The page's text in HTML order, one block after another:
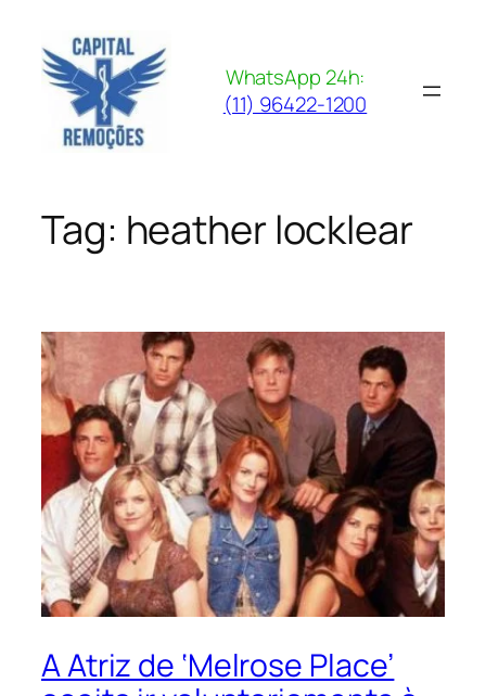
para
conteúdo
WhatsApp 24h:
(11) 96422-1200
Tag: heather locklear
A Atriz de ‘Melrose Place’